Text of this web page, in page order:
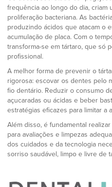
frequência ao longo do dia, criam
proliferação bacteriana. As
produzindo ácidos que atacam o
acumulação de placa. Com o
transforma-se em tártaro, que só
profissional.
A melhor forma de prevenir o
rigorosa: escovar os dentes pelo
fio dentário. Reduzir o consumo
açucaradas ou ácidas e beber
estratégias eficazes para limitar a
Além disso, é fundamental
para avaliações e limpezas
dos cuidados e da tecnologia
sorriso saudável, limpo e livre de